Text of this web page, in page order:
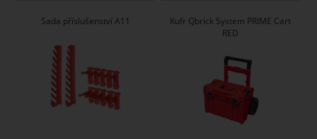
Sada příslušenství A11
Kufr Qbrick System PRIME Cart
RED